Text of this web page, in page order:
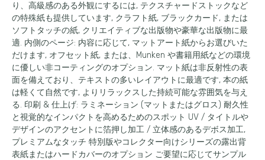
り、高級感のある外観にするには, テクスチャードストックなど
の特殊紙も提供しています, クラフト紙, ブラックカード, または
ソフトタッチの紙, クリエイティブな出版物や豪華な出版物に最
適. 内側のページ: 内容に応じて, マットアート紙からお選びいた
だけます, オフセット紙, または、Munken や書籍用紙などの環境
に優しい非コーティングのオプション. マット紙は非反射性の表
面を備えており、テキストの多いレイアウトに最適です, 本の紙
は軽くて自然です, よりリラックスした持続可能な雰囲気を与え
る. 印刷 & 仕上げ: ラミネーション (マットまたはグロス) 耐久性
と視覚的なインパクトを高めるためのスポット UV / タイトルや
デザインのアクセントに箔押し加工 / 立体感のあるデボス加工,
プレミアムなタッチ 特別版やコレクター向けシリーズの露出背
表紙またはハードカバーのオプション ご要望に応じてサンプル